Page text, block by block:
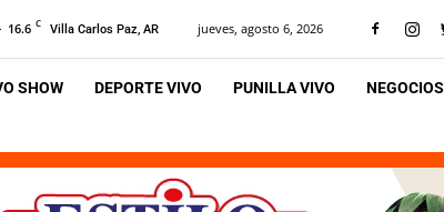
16.6 C Villa Carlos Paz, AR jueves, agosto 6, 2026
SHOW DEPORTE VIVO PUNILLA VIVO NEGOCIOS